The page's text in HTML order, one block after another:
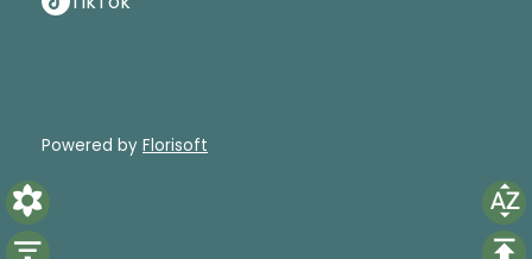
Powered by Florisoft